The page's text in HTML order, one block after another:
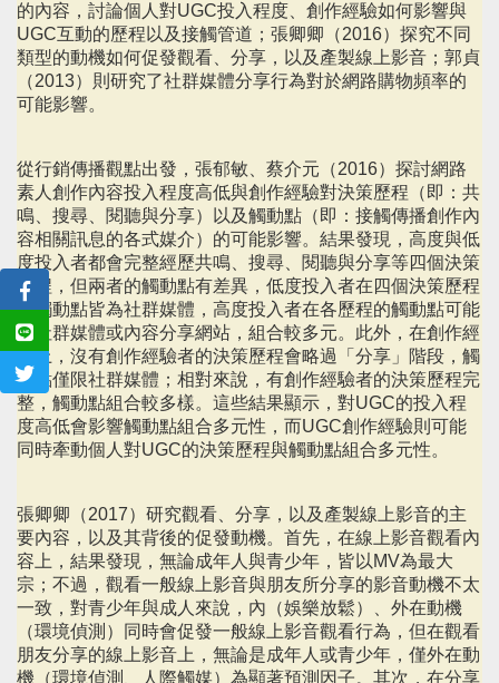
的內容，討論個人對UGC投入程度、創作經驗如何影響與
UGC互動的歷程以及接觸管道；張卿卿（2016）探究不同
類型的動機如何促發觀看、分享，以及產製線上影音；郭貞
（2013）則研究了社群媒體分享行為對於網路購物頻率的
可能影響。
從行銷傳播觀點出發，張郁敏、蔡介元（2016）探討網路
素人創作內容投入程度高低與創作經驗對決策歷程（即：共
鳴、搜尋、閱聽與分享）以及觸動點（即：接觸傳播創作內
容相關訊息的各式媒介）的可能影響。結果發現，高度與低
度投入者都會完整經歷共鳴、搜尋、閱聽與分享等四個決策
歷程，但兩者的觸動點有差異，低度投入者在四個決策歷程
的觸動點皆為社群媒體，高度投入者在各歷程的觸動點可能
為社群媒體或內容分享網站，組合較多元。此外，在創作經
驗上，沒有創作經驗者的決策歷程會略過「分享」階段，觸
動點僅限社群媒體；相對來說，有創作經驗者的決策歷程完
整，觸動點組合較多樣。這些結果顯示，對UGC的投入程
度高低會影響觸動點組合多元性，而UGC創作經驗則可能
同時牽動個人對UGC的決策歷程與觸動點組合多元性。
張卿卿（2017）研究觀看、分享，以及產製線上影音的主
要內容，以及其背後的促發動機。首先，在線上影音觀看內
容上，結果發現，無論成年人與青少年，皆以MV為最大
宗；不過，觀看一般線上影音與朋友所分享的影音動機不太
一致，對青少年與成人來說，內（娛樂放鬆）、外在動機
（環境偵測）同時會促發一般線上影音觀看行為，但在觀看
朋友分享的線上影音上，無論是成年人或青少年，僅外在動
機（環境偵測、人際觸媒）為顯著預測因子。其次，在分享